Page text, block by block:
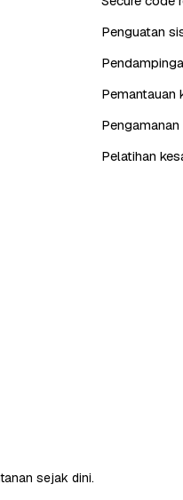
Penguatan
Pemantauan
Pelatihan
sejak dini.